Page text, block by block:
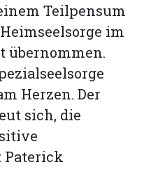
Teilpensum
im
übernommen.
Herzen. Der
sich, die
Paterick